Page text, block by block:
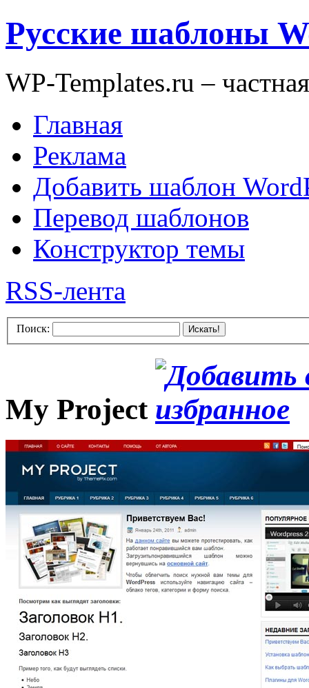
Русские шаблоны
WP-Templates.ru –
Главная
Реклама
Добавить шаблон
Перевод шаблонов
Конструктор темы
RSS-лента
Поиск: Искать!
My Project